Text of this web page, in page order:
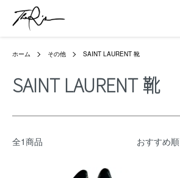
ホーム その他 SAINT LAURENT 靴
SAINT LAURENT 靴
全1商品 おすすめ順